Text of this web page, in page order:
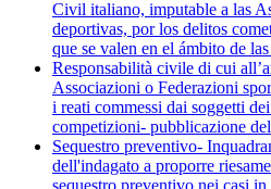
Civil italiano, imputable a las
deportivas, por los delitos
que se valen en el ámbito de
Responsabilità civile di cui
Associazioni o Federazioni
i reati commessi dai soggetti
competizioni- pubblicazione
Sequestro preventivo-
dell'indagato a proporre
sequestro preventivo nei casi